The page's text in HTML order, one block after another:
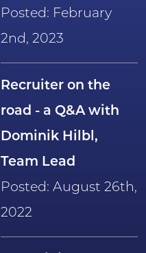
Posted: February
2nd, 2023
Recruiter on the
road - a Q&A with
Dominik Hilbl,
Team Lead
Posted: August 26th,
2022